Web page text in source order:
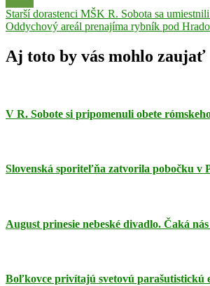
Navigácia
v
článku
Previous
Post:
Starší dorastenci MŠK R. Sobota sa
Next
Oddychový areál prenajíma rybník pod
Aj toto by vás mohlo zaujať
V R. Sobote si pripomenuli obete
Slovenská sporiteľňa zatvorila pobočku v
August prinesie nebeské divadlo. Čaká
Boľkovce privítajú svetovú parašutistickú